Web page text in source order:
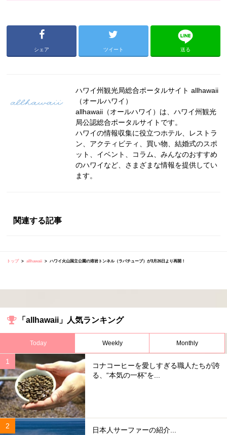
シェア ツイート 送る
ハワイ州観光局総合ポータルサイト allhawaii
（オールハワイ）
allhawaii（オールハワイ）は、ハワイ州観光
局公認総合ポータルサイトです。
ハワイの情報収集に役立つホテル、レストラ
ン、アクティビティ、買い物、結婚式のスポ
ット、イベント、コラム、みんなのおすすめ
のハワイなど、さまざまな情報を提供してい
ます。
関連する記事
トップ allhawaii ハワイ火山国立公園の溶岩トンネル（ラバチューブ）が3月26日より再開！
「allhawaii」人気ランキング
Today Weekly Monthly
コナコーヒーを愛しすぎる職人たちが誇
る、“本気の一杯”を...
日本人サーファーの紹介...